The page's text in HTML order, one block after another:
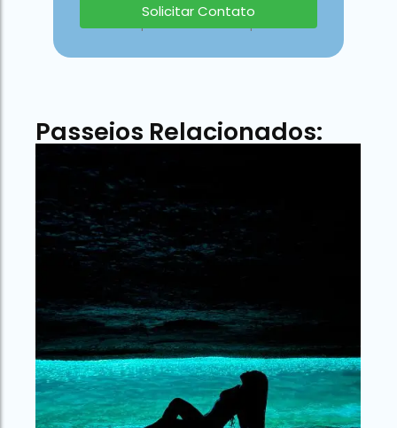
Solicitar Contato
Passeios Relacionados: